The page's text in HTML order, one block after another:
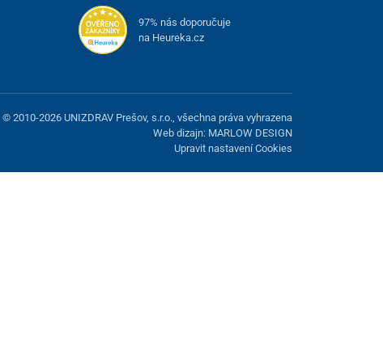
97% nás doporučuje
na Heureka.cz
© 2010-2026 UNIZDRAV Prešov, s.r.o., všechna práva vyhrazena
Web dizajn: MARLOW DESIGN
Upravit nastavení Cookies